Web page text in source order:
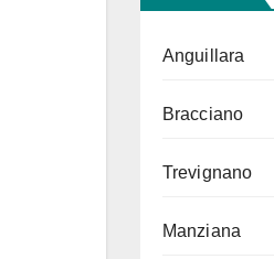
Anguillara
Bracciano
Trevignano
Manziana